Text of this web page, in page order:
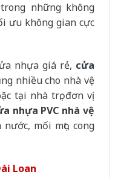
những không
ưu không gian cực
nhựa giá rẻ, cửa
nhiều cho nhà vệ
tại nhà trọ, đơn vị
nhựa PVC nhà vệ
mối mọt, cong
Loan